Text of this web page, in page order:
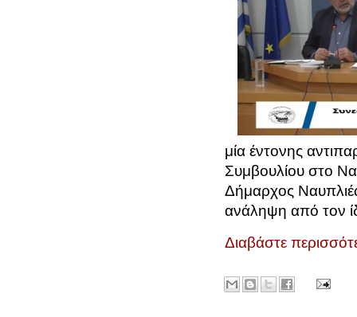
μία έντονης
Συμβουλίου στο
Δήμαρχος
ανάληψη από τον
Διαβάστε